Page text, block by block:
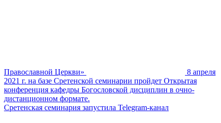
Православной Церкви»
8 апреля
2021 г. на базе Сретенской семинарии пройдет Открытая
конференция кафедры Богословской дисциплин в очно-
дистанционном формате.
Сретенская семинария запустила Telegram-канал